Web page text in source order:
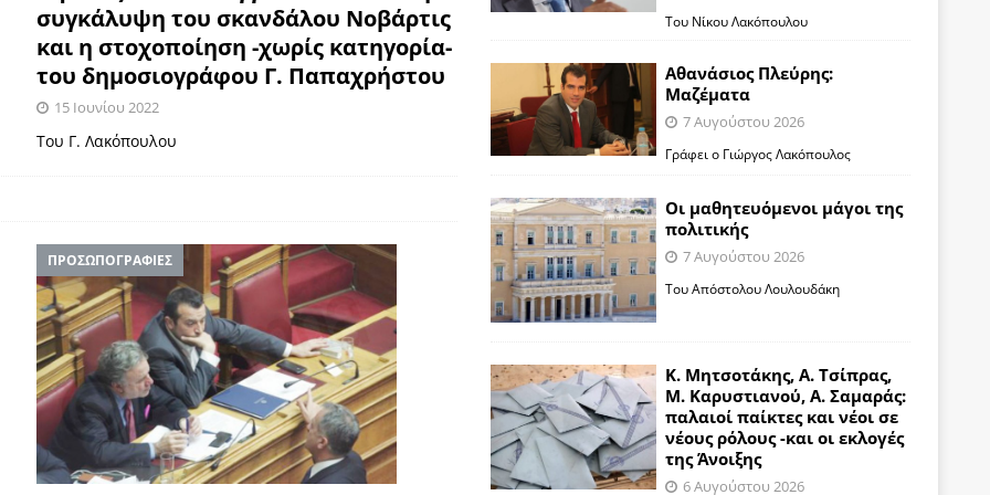
ΠΡΟΒΟΛΕΣ
τελειώνει
ΠΑΡΕΜΒΑΣΕΙΣ
ΠΡΟΒΟΛΕΣ
βάζει τα χέρια της και βγάζει τα μάτια της
συγκάλυψη του σκανδάλου Νοβάρτις
και η στοχοποίηση -χωρίς κατηγορία-
του δημοσιογράφου Γ. Παπαχρήστου
15 Ιουνίου 2022
Του Γ. Λακόπουλου
ΠΡΟΣΩΠΟΓΡΑΦΙΕΣ
Του Νίκου Λακόπουλου
Αθανάσιος Πλεύρης:
Μαζέματα
7 Αυγούστου 2026
Γράφει ο Γιώργος Λακόπουλος
Οι μαθητευόμενοι μάγοι της
πολιτικής
7 Αυγούστου 2026
Του Απόστολου Λουλουδάκη
Κ. Μητσοτάκης, Α. Τσίπρας,
Μ. Καρυστιανού, Α. Σαμαράς:
παλαιοί παίκτες και νέοι σε
νέους ρόλους -και οι εκλογές
της Άνοιξης
6 Αυγούστου 2026